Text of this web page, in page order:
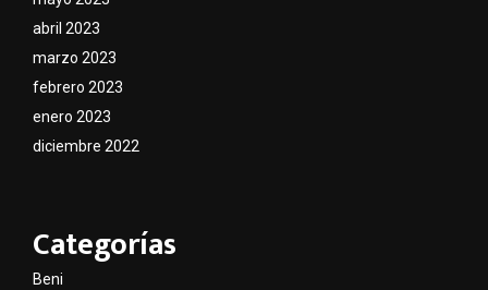
abril 2023
marzo 2023
febrero 2023
enero 2023
diciembre 2022
Categorías
Beni